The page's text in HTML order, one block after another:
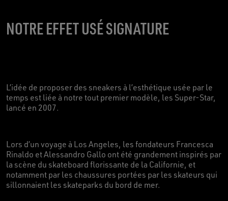
NOTRE EFFET USÉ SIGNATURE
L’idée de proposer des sneakers à l’esthétique usée par le
temps est liée à notre tout premier modèle, les Super-Star,
lancé en 2007.
Lors d’un voyage à Los Angeles, les fondateurs Francesca
Rinaldo et Alessandro Gallo ont été grandement inspirés par
la scène du skateboard florissante de la Californie, et
notamment par les chaussures portées par les skateurs qui
sillonnaient les skateparks du bord de mer.